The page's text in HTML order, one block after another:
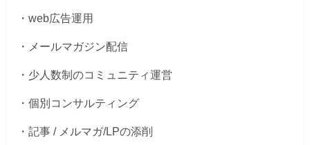
・web広告運用
・メールマガジン配信
・少人数制のコミュニティ運営
・個別コンサルティング
・記事 / メルマガ/LPの添削